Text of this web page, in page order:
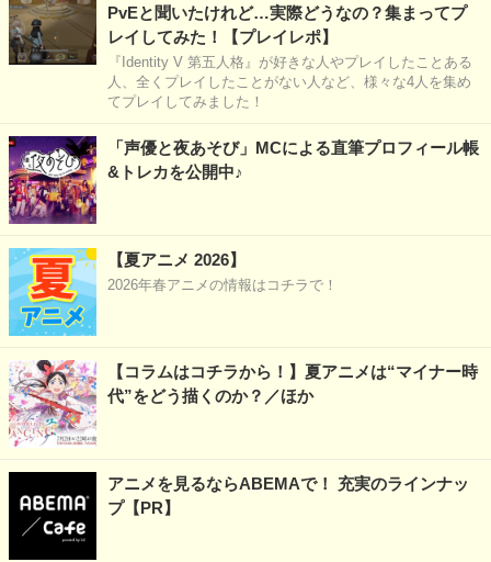
PvEと聞いたけれど…実際どうなの？集まってプ
レイしてみた！【プレイレポ】
『Identity V 第五人格』が好きな人やプレイしたことある
人、全くプレイしたことがない人など、様々な4人を集め
てプレイしてみました！
「声優と夜あそび」MCによる直筆プロフィール帳
&トレカを公開中♪
【夏アニメ 2026】
2026年春アニメの情報はコチラで！
【コラムはコチラから！】夏アニメは“マイナー時
代”をどう描くのか？／ほか
アニメを見るならABEMAで！ 充実のラインナッ
プ【PR】